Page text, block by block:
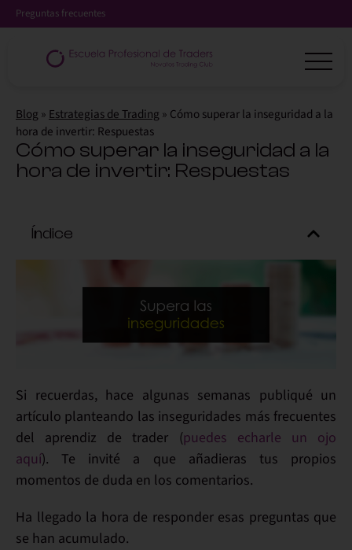
Preguntas frecuentes
Blog » Estrategias de Trading » Cómo superar la inseguridad a la
hora de invertir: Respuestas
Cómo superar la inseguridad a la
hora de invertir: Respuestas
Índice
Si recuerdas, hace algunas semanas publiqué un
artículo planteando las inseguridades más frecuentes
del aprendiz de trader (puedes echarle un ojo
aquí). Te invité a que añadieras tus propios
momentos de duda en los comentarios.
Ha llegado la hora de responder esas preguntas que
se han acumulado.